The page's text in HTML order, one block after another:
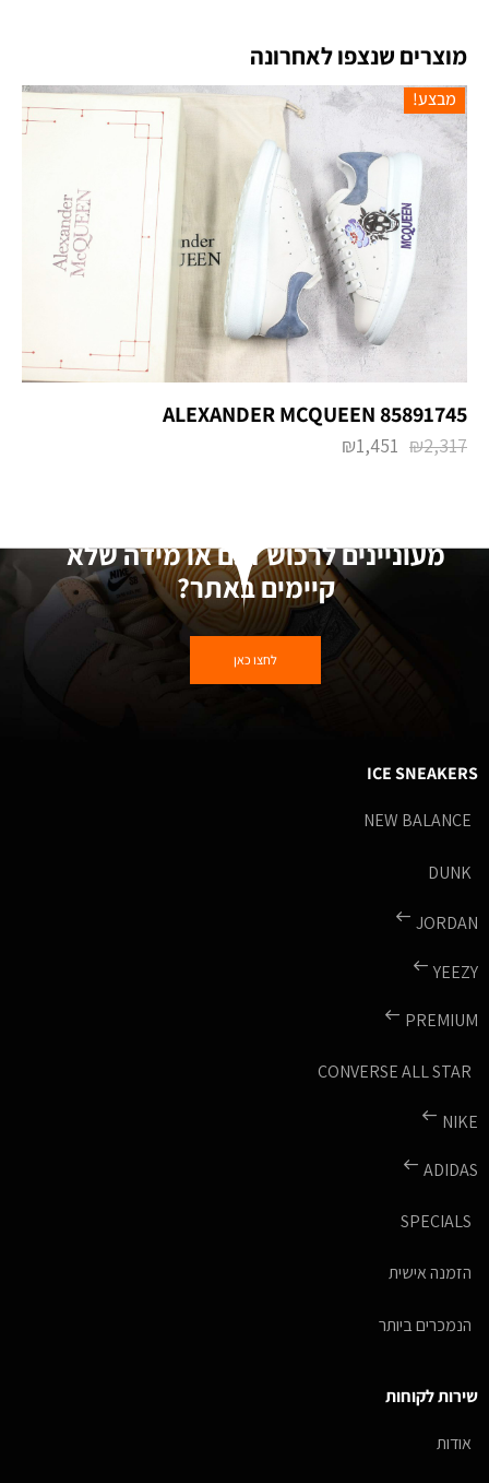
מוצרים שנצפו לאחרונה
מבצע!
ALEXANDER MCQUEEN 85891745
₪2,317
₪1,451
מעוניינים לרכוש דגם או מידה שלא
קיימים באתר?
לחצו כאן
ICE SNEAKERS
NEW BALANCE
DUNK
JORDAN
YEEZY
PREMIUM
CONVERSE ALL STAR
NIKE
ADIDAS
SPECIALS
הזמנה אישית
הנמכרים ביותר
שירות לקוחות
אודות